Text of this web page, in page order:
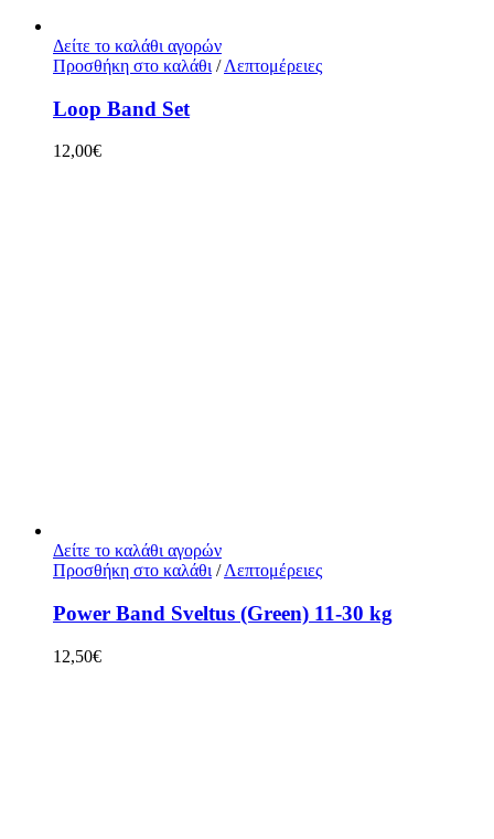
Δείτε το καλάθι αγορών
Προσθήκη στο καλάθι / Λεπτομέρειες
Loop Band Set
12,00€
Δείτε το καλάθι αγορών
Προσθήκη στο καλάθι/Λεπτομέρειες
Power Band Sveltus (Green) 11-30 kg
12,50€